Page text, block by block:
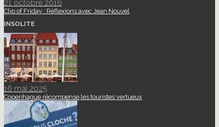
21 octobre 2016
Clip of Friday : Réflexions avec Jean Nouvel
INSOLITE
16 mai 2025
Copenhague récompense les touristes vertueux